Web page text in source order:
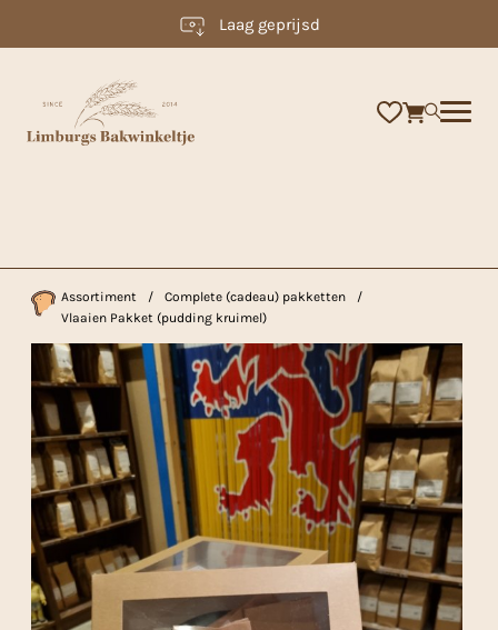
Laag geprijsd
Assortiment / Complete (cadeau) pakketten
/
Vlaaien Pakket (pudding kruimel)